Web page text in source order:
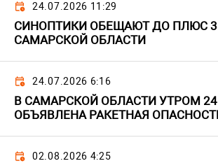
24.07.2026 11:29
СИНОПТИКИ ОБЕЩАЮТ ДО ПЛЮС
САМАРСКОЙ ОБЛАСТИ
24.07.2026 6:16
В САМАРСКОЙ ОБЛАСТИ УТРОМ
ОБЪЯВЛЕНА РАКЕТНАЯ
02.08.2026 4:25